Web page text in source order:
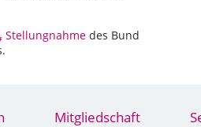
Stellungnahme des Bund
Mitgliedschaft